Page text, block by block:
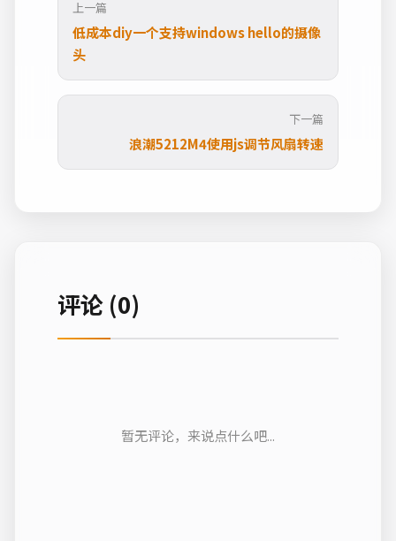
上一篇
低成本diy一个支持windows hello的摄像
头
下一篇
浪潮5212M4使用js调节风扇转速
评论 (0)
暂无评论，来说点什么吧...